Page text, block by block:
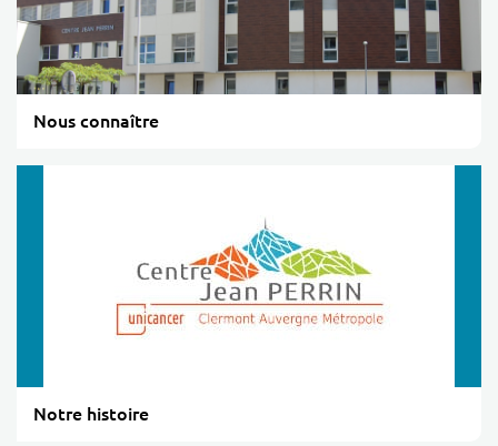
Nous connaître
Notre histoire